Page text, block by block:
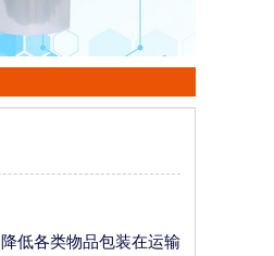
低各类物品包装在运输